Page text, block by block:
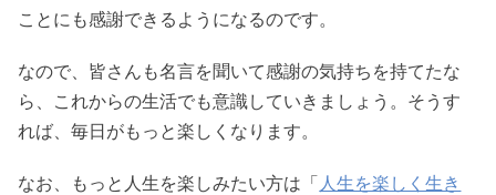
ことにも感謝できるようになるのです。
なので、皆さんも名言を聞いて感謝の気持ちを持てたな
ら、これからの生活でも意識していきましょう。そうす
れば、毎日がもっと楽しくなります。
なお、もっと人生を楽しみたい方は「 人生を楽しく生き